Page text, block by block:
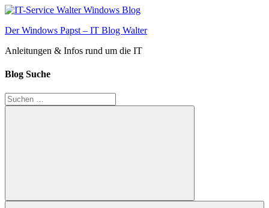
Zum
springen
Der Windows Papst – IT Blog Walter
Anleitungen & Infos rund um die IT
Blog Suche
Suchen
nach:
Suchen